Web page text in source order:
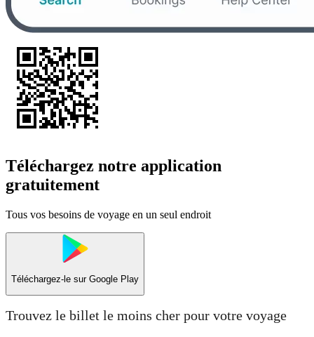
Téléchargez notre application
gratuitement
Tous vos besoins de voyage en un seul endroit
Téléchargez-le sur Google Play
Trouvez le billet le moins cher pour votre voyage